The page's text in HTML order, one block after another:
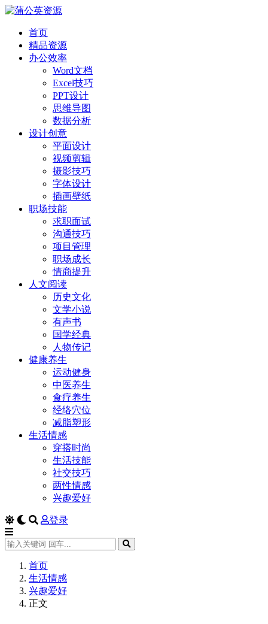
首页
精品资源
办公效率
Word文档
Excel技巧
PPT设计
思维导图
数据分析
设计创意
平面设计
视频剪辑
摄影技巧
字体设计
插画壁纸
职场技能
求职面试
沟通技巧
项目管理
职场成长
情商提升
人文阅读
历史文化
文学小说
有声书
国学经典
人物传记
健康养生
运动健身
中医养生
食疗养生
经络穴位
减脂塑形
生活情感
穿搭时尚
生活技能
社交技巧
两性情感
兴趣爱好
登录
首页
生活情感
兴趣爱好
正文